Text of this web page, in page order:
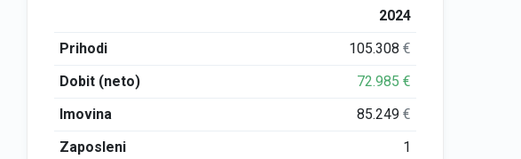
2024
Prihodi
105.308€
Dobit (neto)
72.985€
Imovina
85.249€
Zaposleni
1